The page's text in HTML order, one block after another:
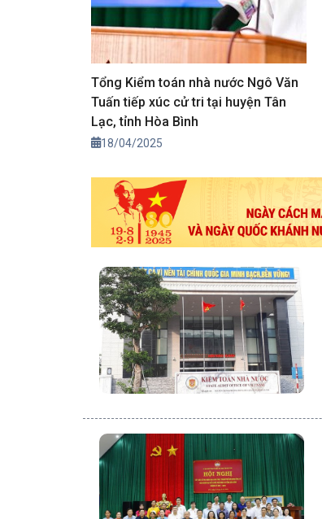
Tổng Kiểm toán nhà nước Ngô Văn
Tuấn tiếp xúc cử tri tại huyện Tân
Lạc, tỉnh Hòa Bình
18/04/2025